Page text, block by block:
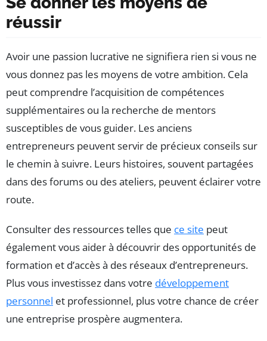
réussir
Avoir une passion lucrative ne signifiera rien si vous ne
vous donnez pas les moyens de votre ambition. Cela
peut comprendre l’acquisition de compétences
supplémentaires ou la recherche de mentors
susceptibles de vous guider. Les anciens
entrepreneurs peuvent servir de précieux conseils sur
le chemin à suivre. Leurs histoires, souvent partagées
dans des forums ou des ateliers, peuvent éclairer votre
route.
Consulter des ressources telles que ce site peut
également vous aider à découvrir des opportunités de
formation et d’accès à des réseaux d’entrepreneurs.
Plus vous investissez dans votre développement
personnel et professionnel, plus votre chance de créer
une entreprise prospère augmentera.